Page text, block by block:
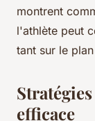
montrent
l'athlète peut
tant sur le
efficace